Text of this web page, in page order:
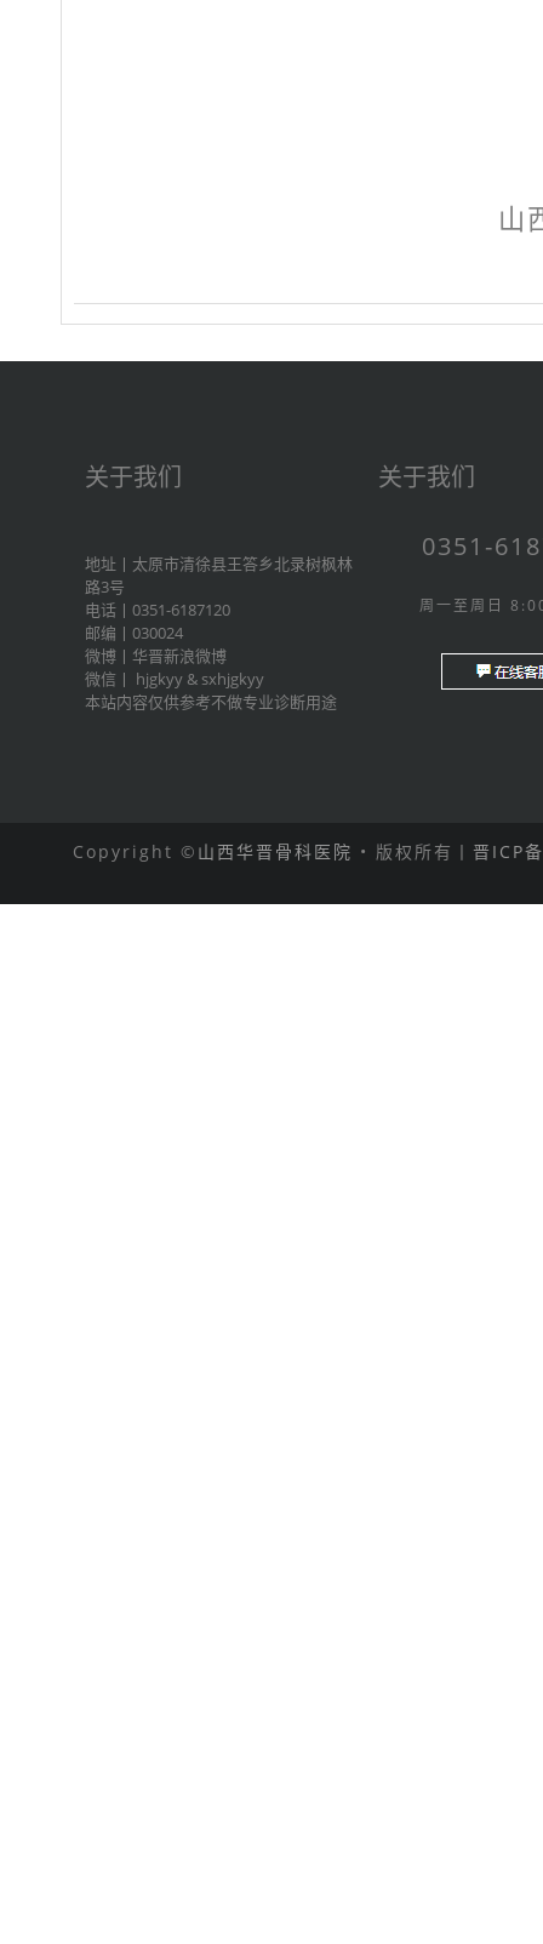
山
关于我们
地址丨太原市清徐县王答乡北录树枫林
路3号
电话丨0351-6187120
邮编丨030024
微博丨 华晋新浪微博
微信丨 hjgkyy & sxhjgkyy
本站内容仅供参考不做专业诊断用途
关于我们
0351-
周一至周日
Copyright © 山西华晋骨科医院 • 版权所有丨 晋ICP